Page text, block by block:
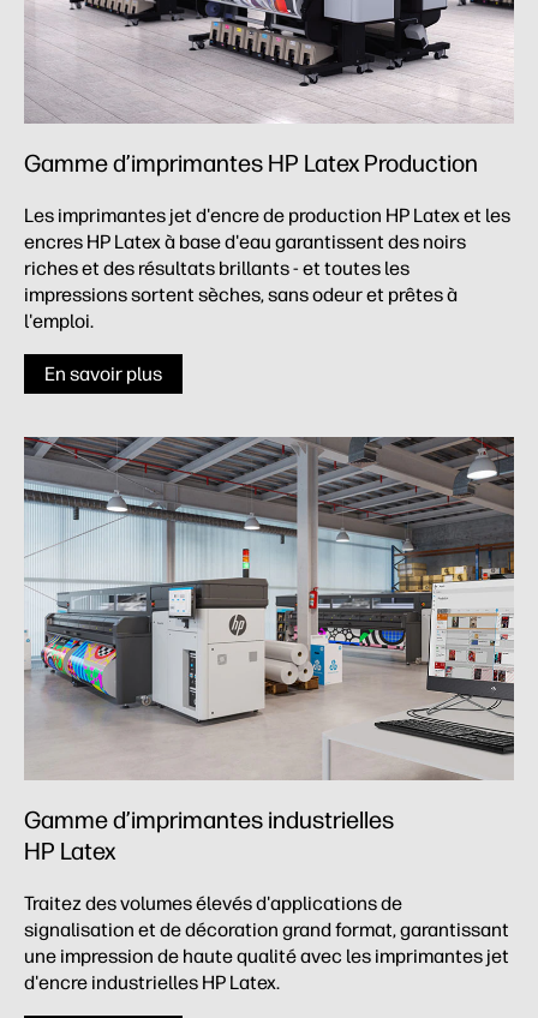
Gamme d’imprimantes HP Latex Production
Les imprimantes jet d'encre de production HP Latex et les
encres HP Latex à base d'eau garantissent des noirs
riches et des résultats brillants - et toutes les
impressions sortent sèches, sans odeur et prêtes à
l'emploi.
En savoir plus
Gamme d’imprimantes industrielles
HP Latex
Traitez des volumes élevés d'applications de
signalisation et de décoration grand format, garantissant
une impression de haute qualité avec les imprimantes jet
d'encre industrielles HP Latex.